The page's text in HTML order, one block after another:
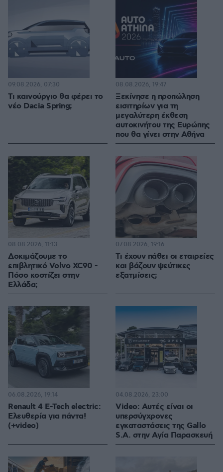
Τι καινούργιο θα φέρει το
νέο Dacia Spring;
09.08.2026, 07:30
Ξεκίνησε η προπώληση
εισιτηρίων για τη
μεγαλύτερη έκθεση
αυτοκινήτου της Ευρώπης
που θα γίνει στην Αθήνα
08.08.2026, 19:47
Δοκιμάζουμε το
επιβλητικό Volvo XC90 -
Πόσο κοστίζει στην
Ελλάδα;
08.08.2026, 11:13
Τι έχουν πάθει οι εταιρείες
και βάζουν ψεύτικες
εξατμίσεις;
07.08.2026, 19:16
Renault 4 E-Tech electric:
Ελευθερία για πάντα!
(+video)
06.08.2026, 19:14
Video: Αυτές είναι οι
υπερσύγχρονες
εγκαταστάσεις της Gallo
S.A. στην Αγία Παρασκευή
04.08.2026, 23:00